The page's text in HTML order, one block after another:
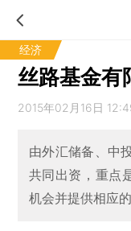
经济
丝路基金有
2015年02月16日
由外汇储备、中
共同出资，重点
机会并提供相应